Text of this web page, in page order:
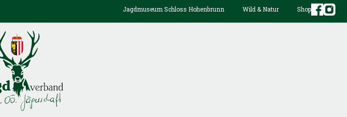
Jagdmuseum Schloss Hohenbrunn Wild & Natur Shop